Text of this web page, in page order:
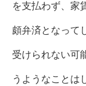
を支払わず、家
頗弁済となって
受けられない可
うようなことは